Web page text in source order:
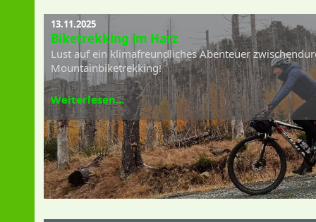
13.11.2025
Biketrekking im Harz
Lust auf ein klimafreundliches Abenteuer
Mountainbiketrekking!
Weiterlesen...